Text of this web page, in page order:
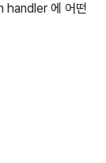
handler 에 어떤